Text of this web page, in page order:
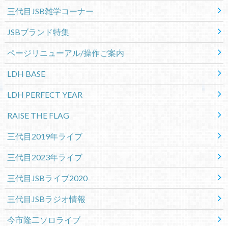
三代目JSB雑学コーナー
JSBブランド特集
ページリニューアル/操作ご案内
LDH BASE
LDH PERFECT YEAR
RAISE THE FLAG
三代目2019年ライブ
三代目2023年ライブ
三代目JSBライブ2020
三代目JSBラジオ情報
今市隆二ソロライブ